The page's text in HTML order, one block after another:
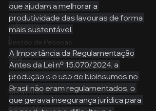
Pecuária de Corte
Liderança
Gestão de Pessoas
MBA
Gestão de Segurança Publica
Metaverso
Aula no Metaverso
que ajudam a melhorar a
produtividade das lavouras de forma
mais sustentável.
A Importância da Regulamentação
Antes da Lei nº 15.070/2024, a
produção e o uso de bioinsumos no
Brasil não eram regulamentados, o
que gerava insegurança jurídica para